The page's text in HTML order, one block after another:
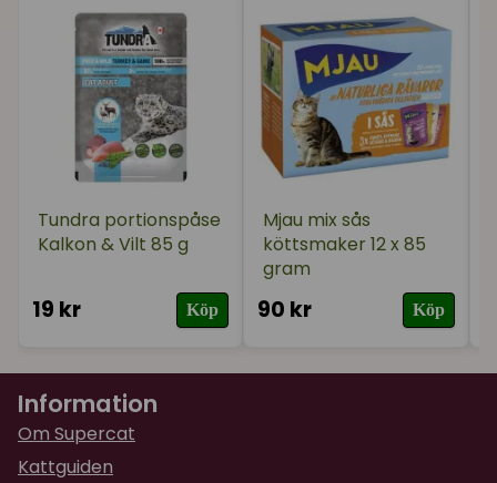
Helena
för 1 år sedan
★★★★★
Bästa maten! Min katt ÄLSKAR denna mat!
Ann-Kristin
för 2 år sedan
★ ★★★★
Tundra portionspåse
Kalkon & Vilt 85 g
19 kr Köp
Mjau mix sås
köttsmaker 12 x 85
gram
90 kr Köp
Information
Om Supercat
Kattguiden